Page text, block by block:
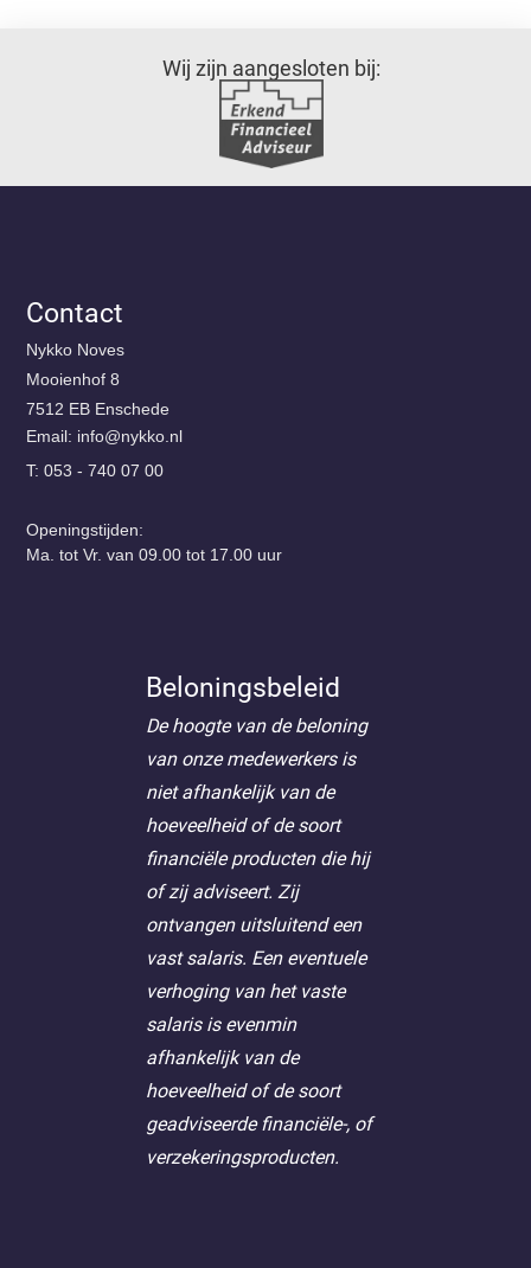
Wij zijn aangesloten bij:
Beloningsbeleid
De hoogte van de beloning
van onze medewerkers is
niet afhankelijk van de
hoeveelheid of de soort
financiële producten die hij
of zij adviseert. Zij
ontvangen uitsluitend een
vast salaris. Een eventuele
verhoging van het vaste
salaris is evenmin
afhankelijk van de
hoeveelheid of de soort
geadviseerde financiële-, of
verzekeringsproducten.
Contact
Nykko Noves
Mooienhof 8
7512 EB Enschede
Email:
ln.okkyn
@ofni
T: 053 - 740 07 00
Openingstijden:
Ma. tot Vr. van 09.00 tot 17.00 uur